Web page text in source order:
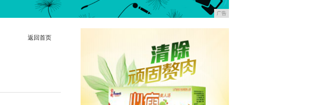
广告
返回首页